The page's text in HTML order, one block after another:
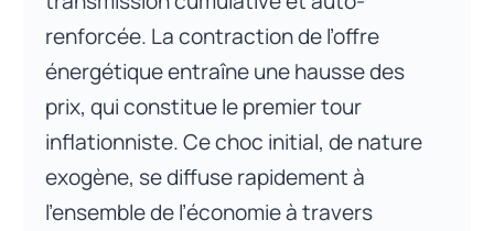
renforcée. La contraction de l’offre
énergétique entraîne une hausse des
prix, qui constitue le premier tour
inflationniste. Ce choc initial, de nature
exogène, se diffuse rapidement à
l’ensemble de l’économie à travers